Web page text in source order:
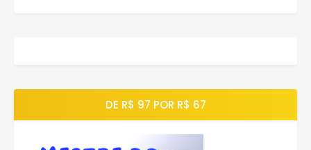
DE R$ 97 POR R$ 67